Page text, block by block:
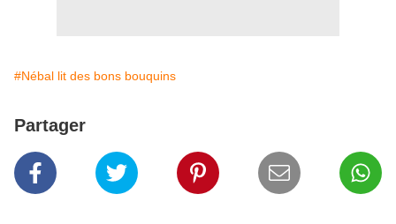
#Nébal lit des bons bouquins
Partager